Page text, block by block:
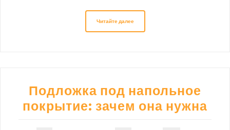
Читайте далее
Подложка под напольное
покрытие: зачем она нужна